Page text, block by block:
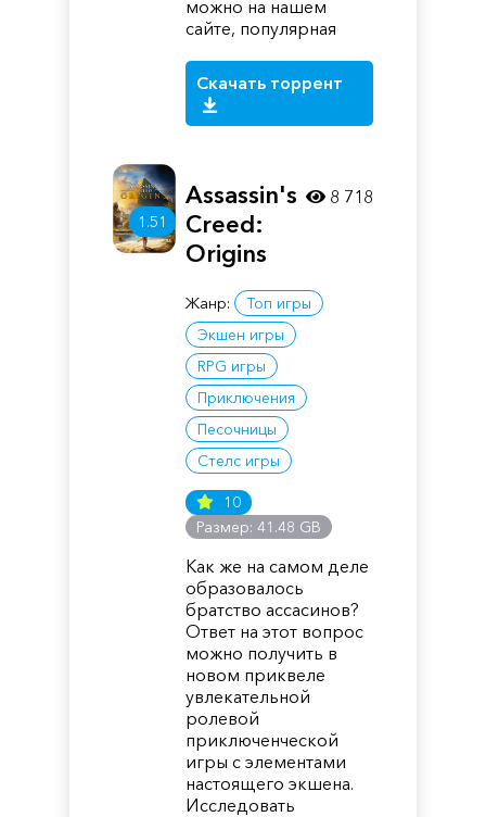
можно на нашем
сайте, популярная
Скачать торрент
1.51
Assassin's
Creed:
Origins
Жанр:
Топ игры
Экшен игры
RPG игры
Приключения
Песочницы
Стелс игры
10
Размер: 41.48 GB
Как же на самом деле
образовалось
братство ассасинов?
Ответ на этот вопрос
можно получить в
новом приквеле
увлекательной
ролевой
приключенческой
игры с элементами
настоящего экшена.
Исследовать
8 718